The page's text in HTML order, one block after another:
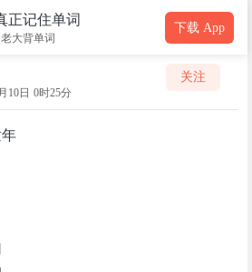
正记住单词
大背单词
下载 App
10日 0时25分
关注